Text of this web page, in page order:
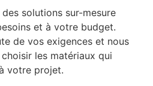
solutions sur-mesure
et à votre budget.
de vos exigences et nous
les matériaux qui
votre projet.